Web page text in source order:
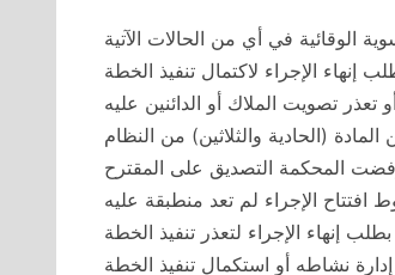
تصويت الملاك أو الدائنين عليه